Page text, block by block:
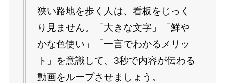
狭い路地を歩く人は、看板をじっく
り見ません。「大きな文字」「鮮や
かな色使い」「一言でわかるメリッ
ト」を意識して、3秒で内容が伝わる
動画をループさせましょう。